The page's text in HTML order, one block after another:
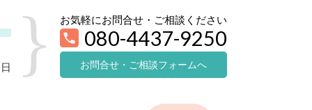
お気軽にお問合せ・ご相談ください
080-4437-9250
お問合せ・ご相談フォームへ